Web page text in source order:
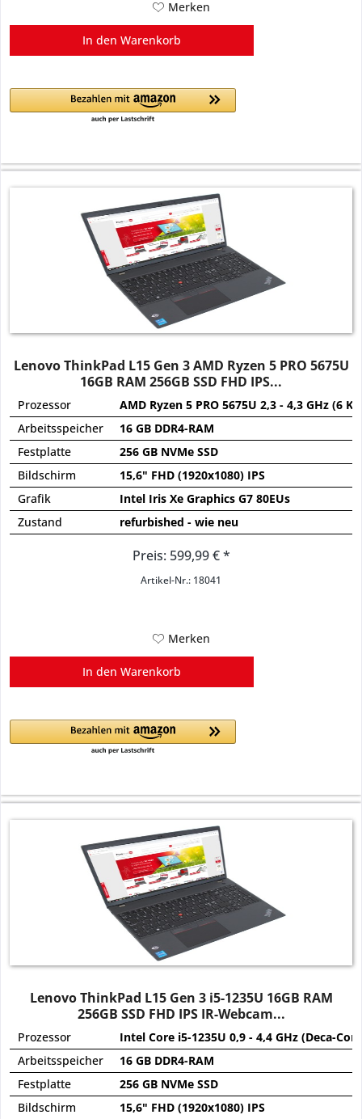
Merken
In den Warenkorb
Lenovo ThinkPad L15 Gen 3 AMD Ryzen 5 PRO 5675U
16GB RAM 256GB SSD FHD IPS...
Prozessor
AMD Ryzen 5 PRO 5675U 2,3 - 4,3 GHz (6
Arbeitsspeicher
16 GB DDR4-RAM
Festplatte
256 GB NVMe SSD
Bildschirm
15,6" FHD (1920x1080) IPS
Grafik
Intel Iris Xe Graphics G7 80EUs
Zustand
refurbished - wie neu
Preis: 599,99 € *
Artikel-Nr.: 18041
Merken
In den Warenkorb
Lenovo ThinkPad L15 Gen 3 i5-1235U 16GB RAM
256GB SSD FHD IPS IR-Webcam...
Prozessor
Intel Core i5-1235U 0,9 - 4,4 GHz (Deca-
Arbeitsspeicher
16 GB DDR4-RAM
Festplatte
256 GB NVMe SSD
Bildschirm
15,6" FHD (1920x1080) IPS